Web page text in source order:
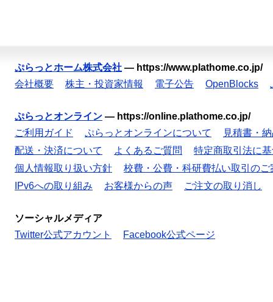
ぷらっとホーム株式会社 — https://www.plathome.co.jp/
会社概要
株主・投資家情報 電子公告 OpenBlocks
ぷらっとオンライン — https://online.plathome.co.jp/
ご利用ガイド
ぷらっとオンラインについて
見積書・
配送・決済について
よくあるご質問
特定商取引法に
個人情報取り扱い方針
校費・公費・科研費払い取引のご
IPv6への取り組み
お客様からの声 ご注文の取り消し
ソーシャルメディア
Twitter公式アカウント
Facebook公式ページ